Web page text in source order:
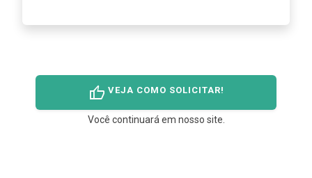
thumb_up VEJA COMO SOLICITAR!
Você continuará em nosso site.